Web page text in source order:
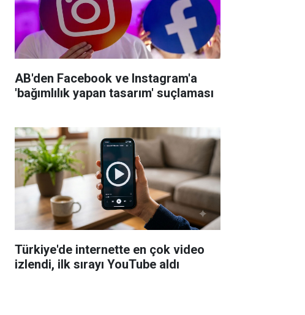
AB'den Facebook ve Instagram'a
'bağımlılık yapan tasarım' suçlaması
Türkiye'de internette en çok video
izlendi, ilk sırayı YouTube aldı